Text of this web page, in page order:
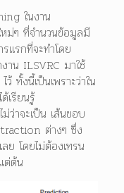
ในงาน
ๆ ที่จำนวนข้อมูลมี
แรกที่จะทำโดย
าน ILSVRC มาใช้
ทั้งนี้เป็นเพราะว่าใน
เรียนรู้
ว่าจะเป็น เส้นขอบ
ต่างๆ ซึ่ง
ย โดยไม่ต้องเทรน
ต่ต้น